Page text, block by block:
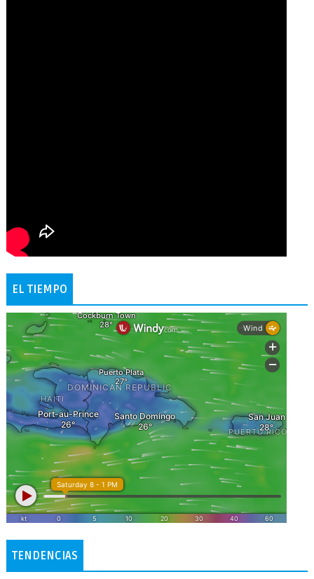
EL TIEMPO
TENDENCIAS